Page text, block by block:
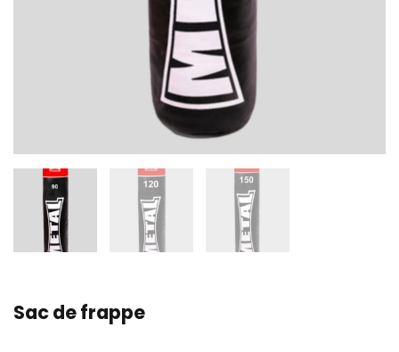
Sac de frappe